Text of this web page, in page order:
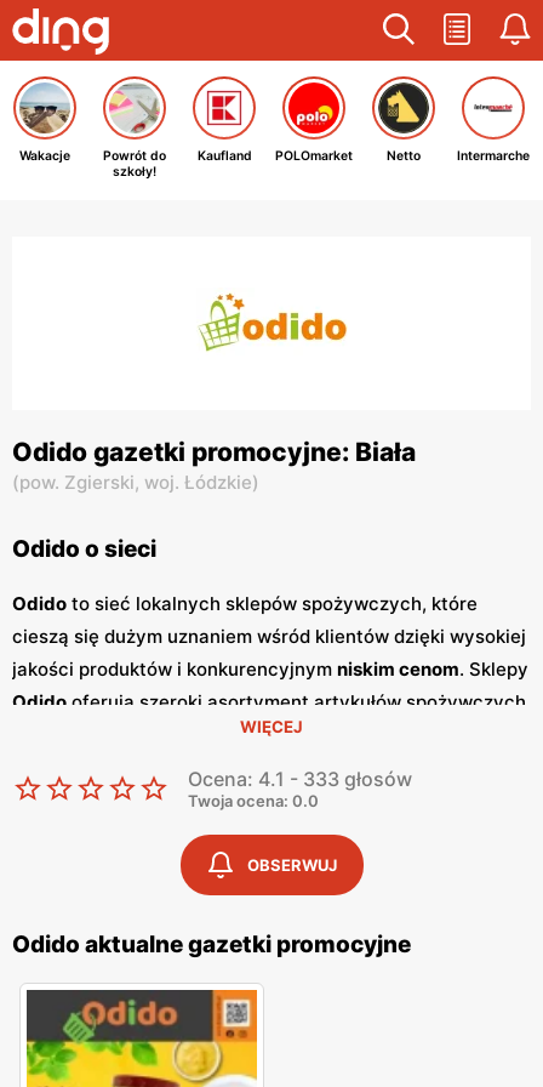
Wakacje
Powrót do
szkoły!
Kaufland POLOmarket Netto Intermarche
Odido gazetki promocyjne: Biała
(pow. Zgierski, woj. Łódzkie)
Odido o sieci
Odido to sieć lokalnych sklepów spożywczych, które
cieszą się dużym uznaniem wśród klientów dzięki wysokiej
jakości produktów i konkurencyjnym niskim cenom. Sklepy
Odido oferują szeroki asortyment artykułów spożywczych,
w tym świeże owoce i warzywa, mięso, nabiał oraz
produkty codziennego użytku. Wiele z oferowanych
produktów pochodzi od lokalnych dostawców, co
dodatkowo podkreśla polski charakter sieci. Jednym z
kluczowych elementów strategii marketingowej
regularnie wydawanegazetki promocyjne
się co dwa tygodnie. Zawierają one atrakcyjne oferty i
na różnorodne produkty, umożliwiając klientom
oszczędzanie podczas codziennych zakupów. Dzięki tym
gazetkom, klienci mogą na bieżąco śledzić najnowsze
okazje i planować zakupy w sposób bardziej ekonomiczny.
WIĘCEJ
Ocena: 4.1 - 333 głosów
Twoja ocena: 0.0
OBSERWUJ
Odido aktualne gazetki promocyjne